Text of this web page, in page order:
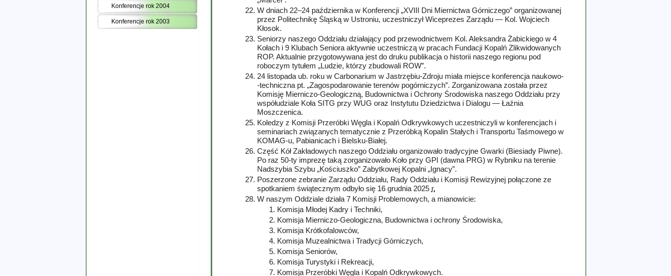
Konferencje rok 2004
Konferencje rok 2003
W dniach 22–24 października w Konferencji „XVIII Dni Miernictwa Górniczego” organizowanej
przez Politechnikę Śląską w Ustroniu, uczestniczył Wiceprezes Zarządu — Kol. Wojciech
Kłosok.
Seniorzy naszego Oddziału działający pod przewodnictwem Kol. Aleksandra Żabickiego w 4
Kołach i 9 Klubach Seniora aktywnie uczestniczą w pracach Fundacji Kopalń Zlikwidowanych
ROP. Aktualnie przygotowywana jest do druku publikacja o historii naszego regionu pod
roboczym tytułem „Ludzie, którzy zbudowali ROW”.
24 listopada ub. roku w Carbonarium w Jastrzębiu­‑Zdroju miała miejsce konferencja naukowo­
‑techniczna pt. „Zagospodarowanie terenów pogórniczych”. Zorganizowana została przez
Komisję Mierniczo­‑Geologiczną, Budownictwa i Ochrony Środowiska naszego Oddziału przy
współudziale Koła SITG przy WUG oraz Instytutu Dziedzictwa i Dialogu — Łaźnia
Moszczenica.
Koledzy z Komisji Przeróbki Węgla i Kopalń Odkrywkowych uczestniczyli w konferencjach i
seminariach związanych tematycznie z Przeróbką Kopalin Stałych i Transportu Taśmowego w
KOMAG‑u, Pabianicach i Bielsku­‑Białej.
Część Kół Zakładowych naszego Oddziału organizowało tradycyjne Gwarki (Biesiady Piwne).
Po raz 50‑ty imprezę taką zorganizowało Koło przy GPI (dawna PRG) w Rybniku na terenie
Nadszybia Szybu „Kościuszko” Zabytkowej Kopalni „Ignacy”.
Poszerzone zebranie Zarządu Oddziału, Rady Oddziału i Komisji Rewizyjnej połączone ze
spotkaniem świątecznym odbyło się 16 grudnia 2025 r.
W naszym Oddziale działa 7 Komisji Problemowych, a mianowicie:
Komisja Młodej Kadry i Techniki,
Komisja Mierniczo­‑Geologiczna, Budownictwa i ochrony Środowiska,
Komisja Krótkofalowców,
Komisja Muzealnictwa i Tradycji Górniczych,
Komisja Seniorów,
Komisja Turystyki i Rekreacji,
Komisja Przeróbki Węgla i Kopalń Odkrywkowych.